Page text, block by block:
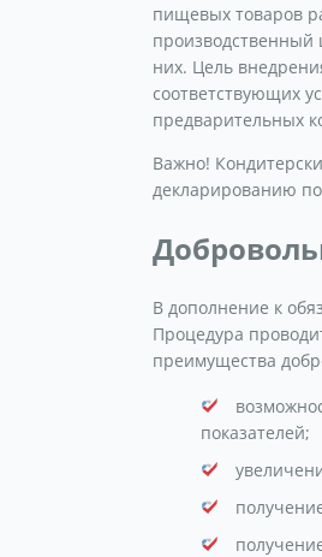
пищевых товаров
производственный
них. Цель
соответствующих
предварительных
Важно!
декларированию
В дополнение к
Процедура
преимущества
показателей;